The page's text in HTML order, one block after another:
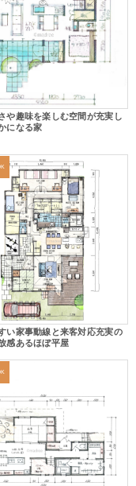
や趣味を楽しむ空間が充実し
になる家
い家事動線と来客対応充実の
感あるほぼ平屋